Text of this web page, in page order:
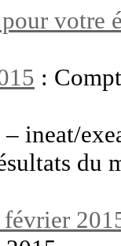
votre
:
ineat/
du